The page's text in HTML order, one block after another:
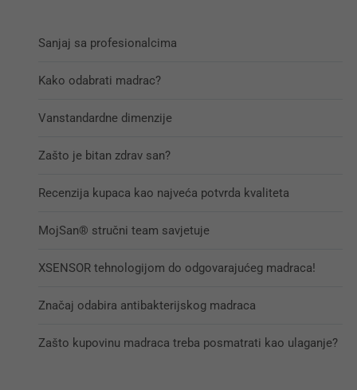
Sanjaj sa profesionalcima
Kako odabrati madrac?
Vanstandardne dimenzije
Zašto je bitan zdrav san?
Recenzija kupaca kao najveća potvrda kvaliteta
MojSan® stručni team savjetuje
XSENSOR tehnologijom do odgovarajućeg madraca!
Značaj odabira antibakterijskog madraca
Zašto kupovinu madraca treba posmatrati kao ulaganje?